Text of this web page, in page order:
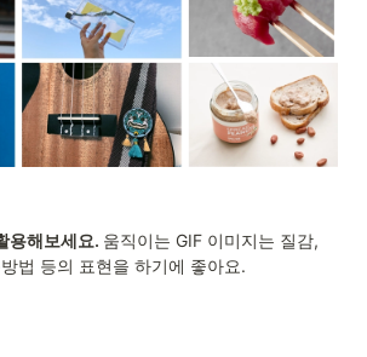
용해보세요. 움직이는 GIF 이미지는 질감,
법 등의 표현을 하기에 좋아요.